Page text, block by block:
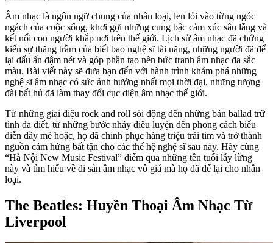
Âm nhạc là ngôn ngữ chung của nhân loại, len lỏi vào từng ngóc
ngách của cuộc sống, khơi gợi những cung bậc cảm xúc sâu lắng và
kết nối con người khắp nơi trên thế giới. Lịch sử âm nhạc đã chứng
kiến sự thăng trầm của biết bao nghệ sĩ tài năng, những người đã để
lại dấu ấn đậm nét và góp phần tạo nên bức tranh âm nhạc đa sắc
màu. Bài viết này sẽ đưa bạn đến với hành trình khám phá những
nghệ sĩ âm nhạc có sức ảnh hưởng nhất mọi thời đại, những tượng
đài bất hủ đã làm thay đổi cục diện âm nhạc thế giới.
Từ những giai điệu rock and roll sôi động đến những bản ballad trữ
tình da diết, từ những bước nhảy điêu luyện đến phong cách biểu
diễn đầy mê hoặc, họ đã chinh phục hàng triệu trái tim và trở thành
nguồn cảm hứng bất tận cho các thế hệ nghệ sĩ sau này. Hãy cùng
“Hà Nội New Music Festival” điểm qua những tên tuổi lẫy lừng
này và tìm hiểu về di sản âm nhạc vô giá mà họ đã để lại cho nhân
loại.
The Beatles: Huyền Thoại Âm Nhạc Từ
Liverpool